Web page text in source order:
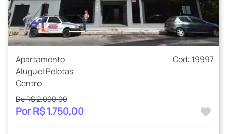
Apartamento
Cod: 19997
Aluguel Pelotas
Centro
De R$ 2.000,00
Por R$ 1.750,00